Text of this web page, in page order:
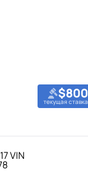
$800
текущая ставка